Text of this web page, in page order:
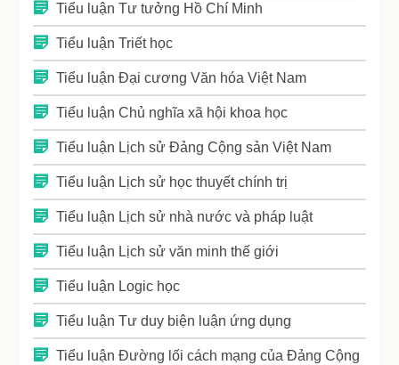
Tiểu luận Tư tưởng Hồ Chí Minh
Tiểu luận Triết học
Tiểu luận Đại cương Văn hóa Việt Nam
Tiểu luận Chủ nghĩa xã hội khoa học
Tiểu luận Lịch sử Đảng Cộng sản Việt Nam
Tiểu luận Lịch sử học thuyết chính trị
Tiểu luận Lịch sử nhà nước và pháp luật
Tiểu luận Lịch sử văn minh thế giới
Tiểu luận Logic học
Tiểu luận Tư duy biện luận ứng dụng
Tiểu luận Đường lối cách mạng của Đảng Cộng